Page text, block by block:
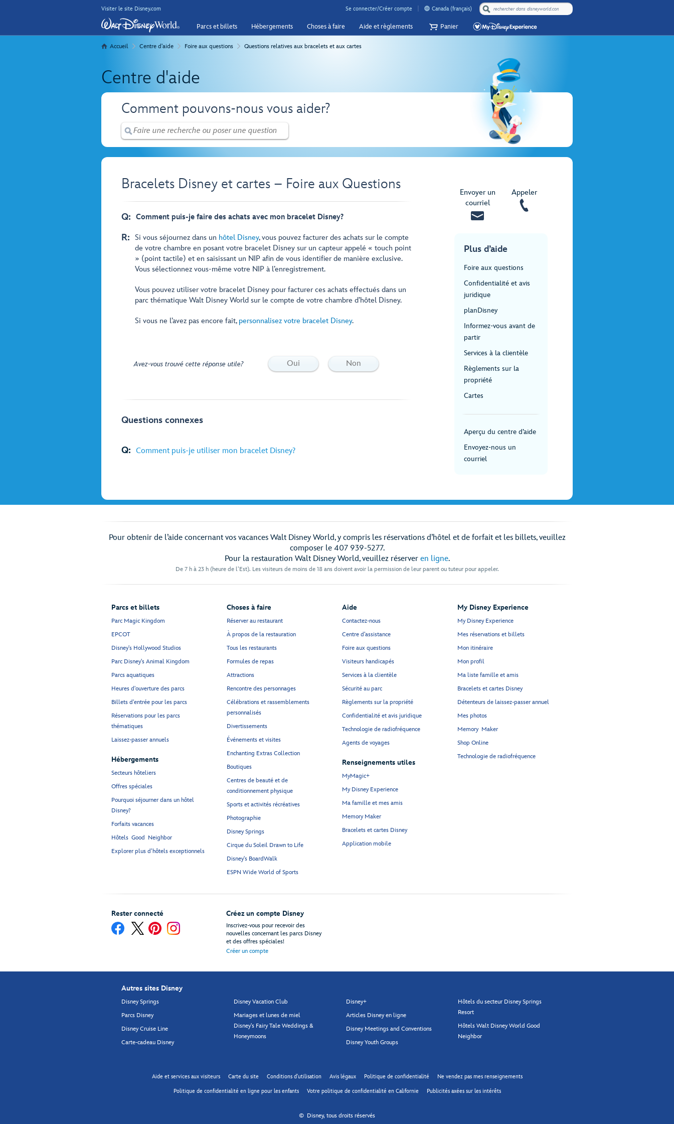
Visiter le site Disney.com Se connecter/Créer compte Canada (français)
Parcs et billets Hébergements Choses à faire Aide et règlements Panier
Accueil Centre d'aide Foire aux questions Questions relatives aux bracelets et aux cartes
Centre d'aide
Comment pouvons-nous vous aider?
Bracelets Disney et cartes – Foire aux Questions
Q: Comment puis-je faire des achats avec mon bracelet Disney?
R: Si vous séjournez dans un hôtel Disney, vous pouvez facturer des achats sur le compte
de votre chambre en posant votre bracelet Disney sur un capteur appelé « touch point
» (point tactile) et en saisissant un NIP afin de vous identifier de manière exclusive.
Vous sélectionnez vous-même votre NIP à l’enregistrement.
Vous pouvez utiliser votre bracelet Disney pour facturer ces achats effectués dans un
parc thématique Walt Disney World sur le compte de votre chambre d’hôtel Disney.
Si vous ne l’avez pas encore fait, personnalisez votre bracelet Disney.
Avez-vous trouvé cette réponse utile? Oui Non
Questions connexes
Q: Comment puis-je utiliser mon bracelet Disney?
Envoyer un
courriel
Appeler
Plus d’aide
Foire aux questions
Confidentialité et avis
juridique
planDisney
Informez-vous avant de
partir
Services à la clientèle
Règlements sur la
propriété
Cartes
Aperçu du centre d’aide
Envoyez-nous un
courriel
Pour obtenir de l’aide concernant vos vacances Walt Disney World, y compris les réservations d’hôtel et de forfait et les billets, veuillez
composer le 407 939-5277.
Pour la restauration Walt Disney World, veuillez réserver en ligne.
De 7 h à 23 h (heure de l’Est). Les visiteurs de moins de 18 ans doivent avoir la permission de leur parent ou tuteur pour appeler.
Parcs et billets
Parc Magic Kingdom
EPCOT
Disney's Hollywood Studios
Parc Disney's Animal Kingdom
Parcs aquatiques
Heures d'ouverture des parcs
Billets d'entrée pour les parcs
Réservations pour les parcs
thématiques
Laissez-passer annuels
Hébergements
Secteurs hôteliers
Offres spéciales
Pourquoi séjourner dans un hôtel
Disney?
Forfaits vacances
Hôtels Good Neighbor
Explorer plus d’hôtels exceptionnels
Choses à faire
Réserver au restaurant
À propos de la restauration
Tous les restaurants
Formules de repas
Attractions
Rencontre des personnages
Célébrations et rassemblements
personnalisés
Divertissements
Événements et visites
Enchanting Extras Collection
Boutiques
Centres de beauté et de
conditionnement physique
Sports et activités récréatives
Photographie
Disney Springs
Cirque du Soleil Drawn to Life
Disney's BoardWalk
ESPN Wide World of Sports
Aide
Contactez-nous
Centre d’assistance
Foire aux questions
Visiteurs handicapés
Services à la clientèle
Sécurité au parc
Règlements sur la propriété
Confidentialité et avis juridique
Technologie de radiofréquence
Agents de voyages
Renseignements utiles
MyMagic+
My Disney Experience
Ma famille et mes amis
Memory Maker
Bracelets et cartes Disney
Application mobile
My Disney Experience
My Disney Experience
Mes réservations et billets
Mon itinéraire
Mon profil
Ma liste famille et amis
Bracelets et cartes Disney
Détenteurs de laissez-passer annuel
Mes photos
Memory Maker
Shop Online
Technologie de radiofréquence
Rester connecté Créez un compte Disney
Inscrivez-vous pour recevoir des
nouvelles concernant les parcs Disney
et des offres spéciales!
Créer un compte
Autres sites Disney
Disney Springs
Parcs Disney
Disney Cruise Line
Carte-cadeau Disney
Disney Vacation Club
Mariages et lunes de miel
Disney's Fairy Tale Weddings &
Honeymoons
Disney+
Articles Disney en ligne
Disney Meetings and Conventions
Disney Youth Groups
Hôtels du secteur Disney Springs
Resort
Hôtels Walt Disney World Good
Neighbor
Aide et services aux visiteurs Carte du site Conditions d'utilisation Avis légaux Politique de confidentialité Ne vendez pas mes renseignements
Politique de confidentialité en ligne pour les enfants Votre politique de confidentialité en Californie Publicités axées sur les intérêts
© Disney, tous droits réservés